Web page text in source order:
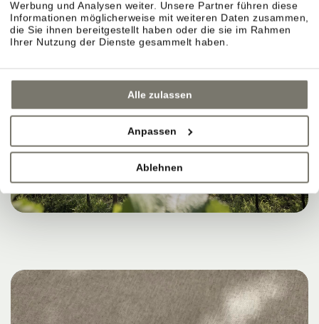
Werbung und Analysen weiter. Unsere Partner führen diese
Informationen möglicherweise mit weiteren Daten zusammen,
die Sie ihnen bereitgestellt haben oder die sie im Rahmen
Ihrer Nutzung der Dienste gesammelt haben.
Alle zulassen
Anpassen
Ablehnen